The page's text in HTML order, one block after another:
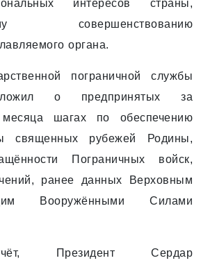
интересов страны,
совершенствованию
органа.
пограничной службы
о предпринятых за
шагах по обеспечению
священных рубежей Родины,
Пограничных войск,
ранее данных Верховным
Вооружёнными Силами
Президент Сердар